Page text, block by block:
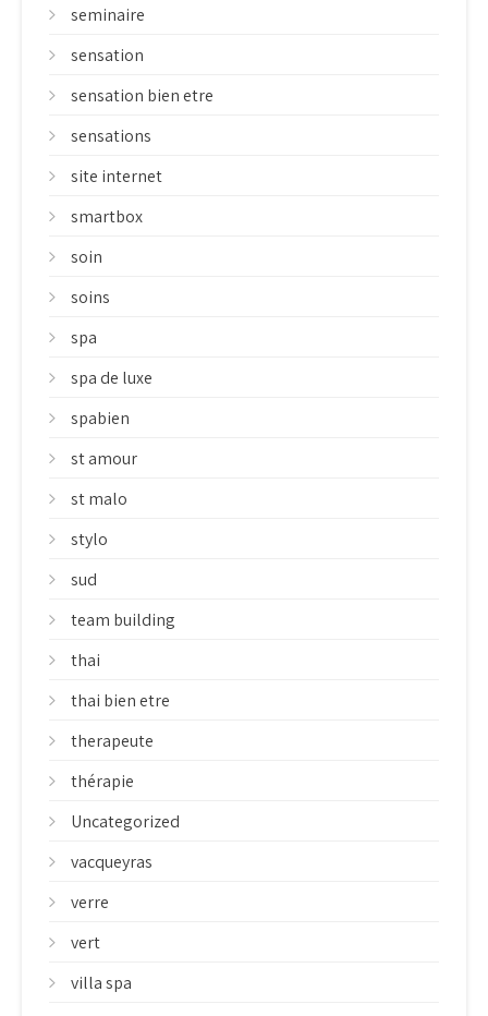
seminaire
sensation
sensation bien etre
sensations
site internet
smartbox
soin
soins
spa
spa de luxe
spabien
st amour
st malo
stylo
sud
team building
thai
thai bien etre
therapeute
thérapie
Uncategorized
vacqueyras
verre
vert
villa spa